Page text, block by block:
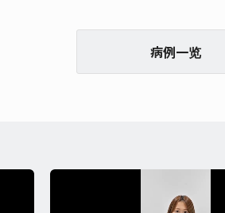
病例一览